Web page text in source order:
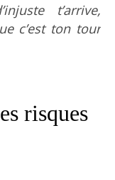
t’arrive,
c’est ton tour
risques